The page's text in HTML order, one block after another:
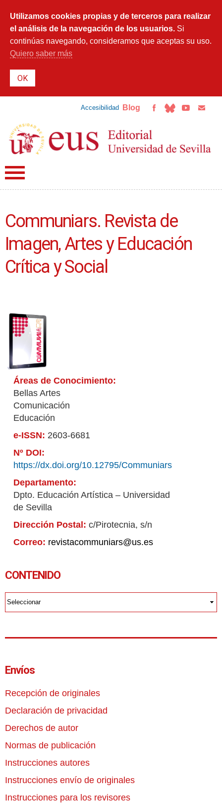
contenido
principal
Utilizamos cookies propias y de terceros para realizar
el análisis de la navegación de los usuarios. Si
continúas navegando, consideramos que aceptas su uso.
Quiero saber más
Accesibilidad Blog
Communiars. Revista de
Imagen, Artes y Educación
Crítica y Social
Áreas de Conocimiento:
Bellas Artes
Comunicación
Educación
e-ISSN: 2603-6681
Nº DOI:
https://dx.doi.org/10.12795/Communiars
Departamento:
Dpto. Educación Artística – Universidad
de Sevilla
Dirección Postal:c/Pirotecnia, s/n
Correo: revistacommuniars@us.es
CONTENIDO
Envíos
Recepción de originales
Declaración de privacidad
Derechos de autor
Normas de publicación
Instrucciones autores
Instrucciones envío de originales
Instrucciones para los revisores